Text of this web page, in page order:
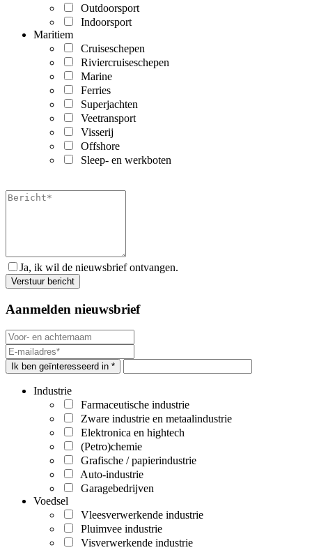
Outdoorsport
Indoorsport
Maritiem
Cruiseschepen
Riviercruiseschepen
Marine
Ferries
Superjachten
Veetransport
Visserij
Offshore
Sleep- en werkboten
Ja, ik wil de nieuwsbrief ontvangen.
Aanmelden nieuwsbrief
Ik ben geïnteresseerd in *
Industrie
Farmaceutische industrie
Zware industrie en metaalindustrie
Elektronica en hightech
(Petro)chemie
Grafische / papierindustrie
Auto-industrie
Garagebedrijven
Voedsel
Vleesverwerkende industrie
Pluimvee industrie
Visverwerkende industrie